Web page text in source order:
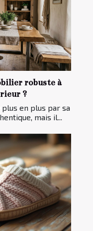
robuste à
?
en plus par sa
mais il...